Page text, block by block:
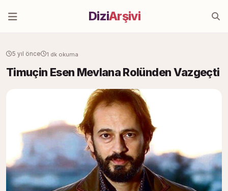
DiziArşivi
5 yıl önce 1 dk okuma
Timuçin Esen Mevlana Rolünden Vazgeçti